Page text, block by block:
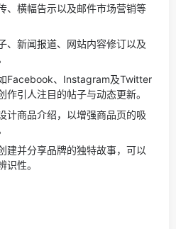
、横幅告示以及邮件市场营销等
、新闻报道、网站内容修订以及
Facebook、Instagram及Twitter
作引人注目的帖子与动态更新。
计商品介绍，以增强商品页的吸
建并分享品牌的独特故事，可以
识性。